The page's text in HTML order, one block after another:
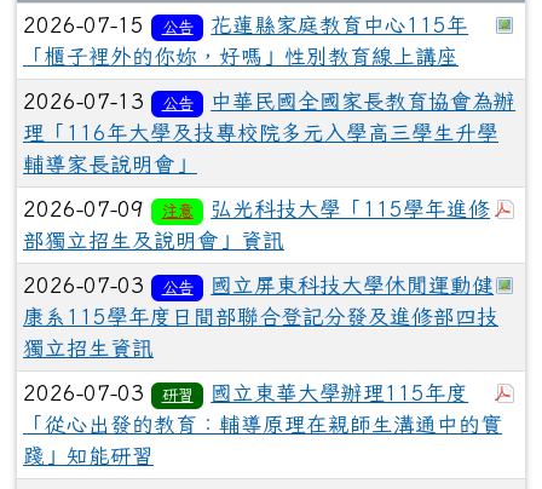
2026-07-15 公告
花蓮縣家庭教育中心115年
「櫃子裡外的你妳，好嗎」性別教育線上講座
2026-07-13 公告
中華民國全國家長教育協會為辦
理「116年大學及技專校院多元入學高三學生升學
輔導家長說明會」
2026-07-09 注意
弘光科技大學「115學年進修
部獨立招生及說明會」資訊
2026-07-03 公告
國立屏東科技大學休閒運動健
康系115學年度日間部聯合登記分發及進修部四技
獨立招生資訊
2026-07-03 研習
國立東華大學辦理115年度
「從心出發的教育：輔導原理在親師生溝通中的實
踐」知能研習